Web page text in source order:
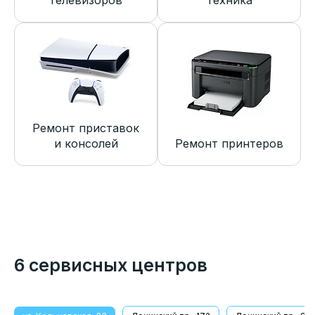
Ремонт приставок
и консолей
Ремонт принтеров
6 сервисных центров